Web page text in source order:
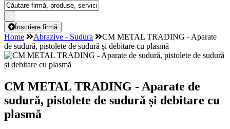
Înscriere firmă
Home Abrazive - Sudura
CM METAL TRADING - Aparate
de sudură, pistolete de sudură și debitare cu plasmă
CM METAL TRADING - Aparate de
sudură, pistolete de sudură și debitare cu
plasmă